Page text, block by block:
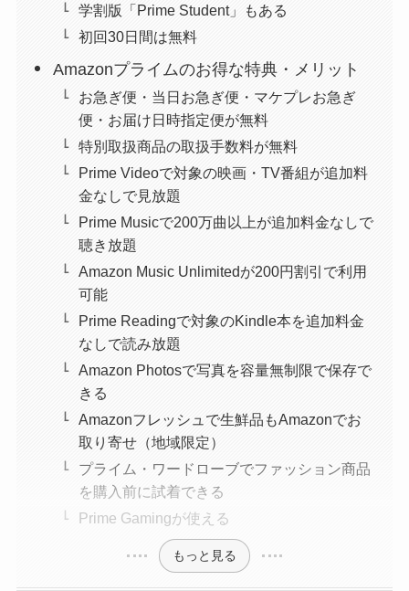
学割版「Prime Student」もある
初回30日間は無料
Amazonプライムのお得な特典・メリット
お急ぎ便・当日お急ぎ便・マケプレお急ぎ
便・お届け日時指定便が無料
特別取扱商品の取扱手数料が無料
Prime Videoで対象の映画・TV番組が追加料
金なしで見放題
Prime Musicで200万曲以上が追加料金なしで
聴き放題
Amazon Music Unlimitedが200円割引で利用
可能
Prime Readingで対象のKindle本を追加料金
なしで読み放題
Amazon Photosで写真を容量無制限で保存で
きる
Amazonフレッシュで生鮮品もAmazonでお
取り寄せ（地域限定）
プライム・ワードローブでファッション商品
を購入前に試着できる
Prime Gamingが使える
もっと見る